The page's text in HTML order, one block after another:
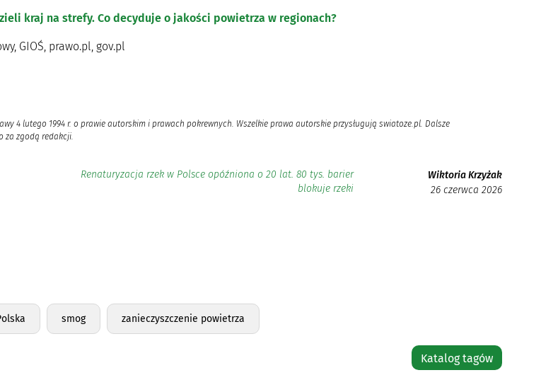
kraj na strefy. Co decyduje o jakości powietrza w regionach?
GIOŚ, prawo.pl, gov.pl
4 lutego 1994 r. o prawie autorskim i prawach pokrewnych. Wszelkie prawa autorskie przysługują swiatoze.pl. Dalsze
za zgodą redakcji.
Renaturyzacja rzek w Polsce opóźniona o 20 lat. 80 tys. barier
blokuje rzeki
Wiktoria Krzyżak
26 czerwca 2026
smog zanieczyszczenie powietrza
Katalog tagów